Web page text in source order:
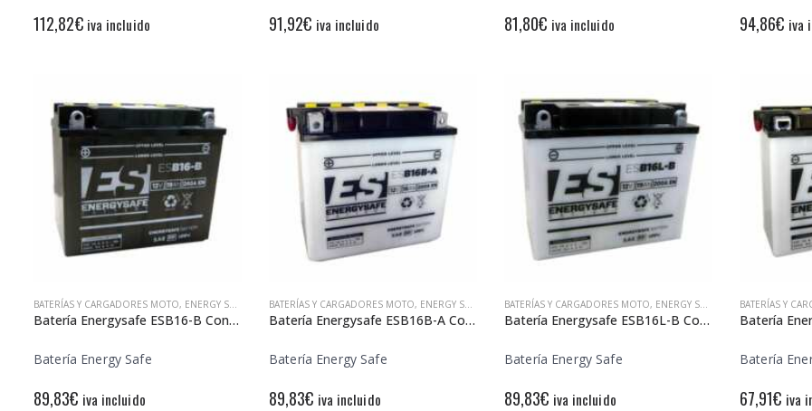
112,82€ iva incluido 91,92€ iva incluido 81,80€ iva incluido 94,86€ iva
BATERÍAS Y CARGADORES MOTO, ENERGY SAFE
Batería Energysafe ESB16-B Convencional
Batería Energy Safe
89,83€ iva incluido
BATERÍAS Y CARGADORES MOTO, ENERGY SAFE
Batería Energysafe ESB16B-A Convencional
Batería Energy Safe
89,83€ iva incluido
BATERÍAS Y CARGADORES MOTO, ENERGY SAFE
Batería Energysafe ESB16L-B Convencional
Batería Energy Safe
89,83€ iva incluido
BATERÍAS Y
Batería
67,91€ iva